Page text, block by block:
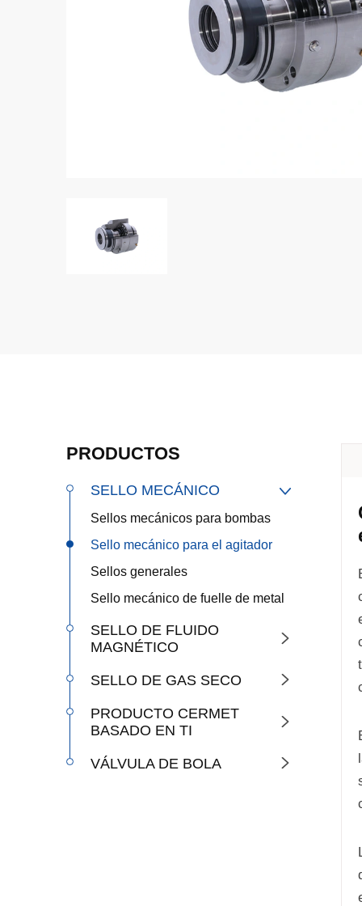
PRODUCTOS
SELLO MECÁNICO 
Sellos mecánicos para bombas
Sello mecánico para el agitador
Sellos generales
Sello mecánico de fuelle de metal
SELLO DE FLUIDO
MAGNÉTICO

SELLO DE GAS SECO 
PRODUCTO CERMET
BASADO EN TI

VÁLVULA DE BOLA 